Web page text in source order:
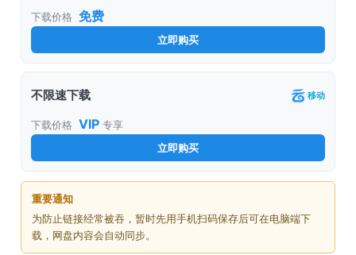
下载价格 免费
立即购买
不限速下载 移动
下载价格 VIP 专享
立即购买
重要通知
为防止链接经常被吞，暂时先用手机扫码保存后可在电脑端下
载，网盘内容会自动同步。